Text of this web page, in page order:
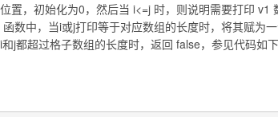
置，初始化为0，然后当 i<=j 时，则说明需要打印
数中，当i或j打印等于对应数组的长度时，将其赋为
j都超过格子数组的长度时，返回 false，参见代码如下